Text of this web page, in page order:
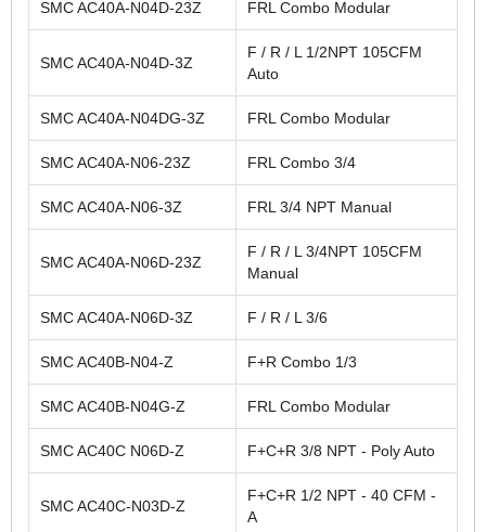
SMC AC40A-N04D-23Z FRL Combo Modular
SMC AC40A-N04D-3Z
F / R / L 1/2NPT 105CFM
Auto
SMC AC40A-N04DG-3Z FRL Combo Modular
SMC AC40A-N06-23Z FRL Combo 3/4
SMC AC40A-N06-3Z FRL 3/4 NPT Manual
SMC AC40A-N06D-23Z
F / R / L 3/4NPT 105CFM
Manual
SMC AC40A-N06D-3Z F / R / L 3/6
SMC AC40B-N04-Z F+R Combo 1/3
SMC AC40B-N04G-Z FRL Combo Modular
SMC AC40C N06D-Z F+C+R 3/8 NPT - Poly Auto
SMC AC40C-N03D-Z
F+C+R 1/2 NPT - 40 CFM -
A